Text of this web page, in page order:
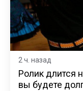
2 ч. назад
Ролик длится
вы будете